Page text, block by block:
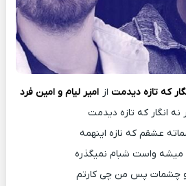
که تازه دیدمت از امیر لیام و امین فرد
نه انگار که تازه دیدمت
عشقم که نازه اینهمه
میشه واست شبام نمیگذره
چشمات پس من چی کارتم